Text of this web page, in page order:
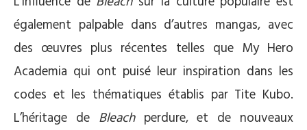
également palpable dans d’autres mangas, avec
des œuvres plus récentes telles que My Hero
Academia qui ont puisé leur inspiration dans les
codes et les thématiques établis par Tite Kubo.
L’héritage de Bleachperdure, et de nouveaux